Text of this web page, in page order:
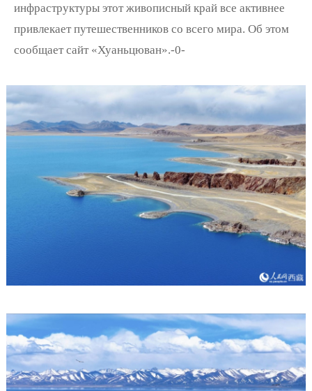
инфраструктуры этот живописный край все активнее
привлекает путешественников со всего мира. Об этом
сообщает сайт «Хуаньцюван».-0-